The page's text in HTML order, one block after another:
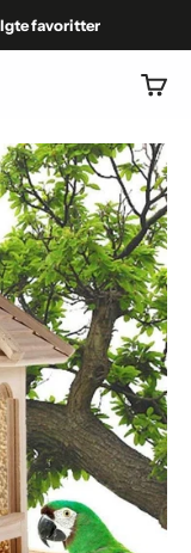
favoritter
Kurv